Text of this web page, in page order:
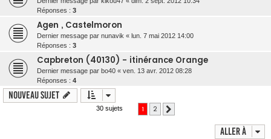
Réponses : 3
Agen , Castelmoron
Dernier message par nunavik « lun. 7 mai 2012 14:00
Réponses : 3
Capbreton (40130) - itinérance Orange
Dernier message par bo40 « ven. 13 avr. 2012 08:28
Réponses : 4
Nouveau sujet
30 sujets 1 2
Aller à